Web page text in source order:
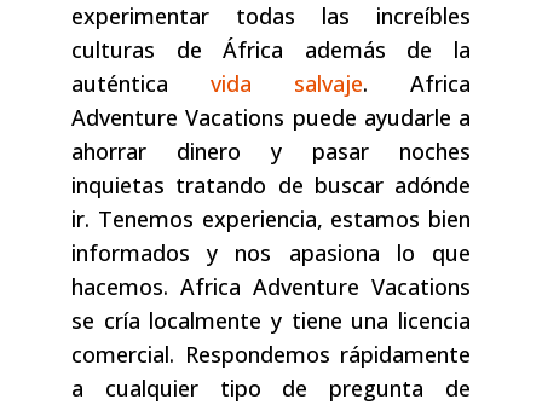
experimentar todas las increíbles
culturas de África además de la
auténtica vida salvaje. Africa
Adventure Vacations puede ayudarle a
ahorrar dinero y pasar noches
inquietas tratando de buscar adónde
ir. Tenemos experiencia, estamos bien
informados y nos apasiona lo que
hacemos. Africa Adventure Vacations
se cría localmente y tiene una licencia
comercial. Respondemos rápidamente
a cualquier tipo de pregunta de